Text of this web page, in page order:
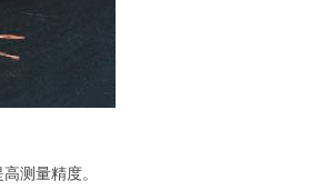
测量精度。